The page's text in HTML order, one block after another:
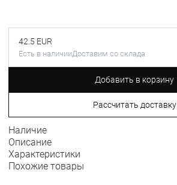
42.5 EUR
Есть в наличииДоставим со склада
Добавить в корзину
Рассчитать доставку
Наличие
Описание
Характеристики
Похожие товары